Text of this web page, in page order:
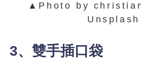
▲Photo by
Unsplash
3、雙手插口袋